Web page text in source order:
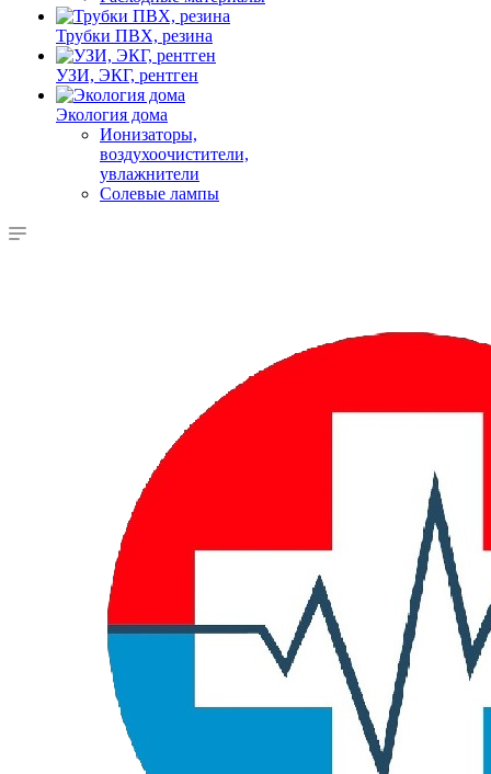
Трубки ПВХ, резина
УЗИ, ЭКГ, рентген
Экология дома
Ионизаторы,
воздухоочистители,
увлажнители
Солевые лампы